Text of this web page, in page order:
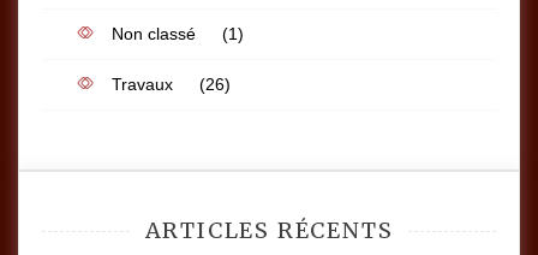
Non classé (1)
Travaux (26)
ARTICLES RÉCENTS